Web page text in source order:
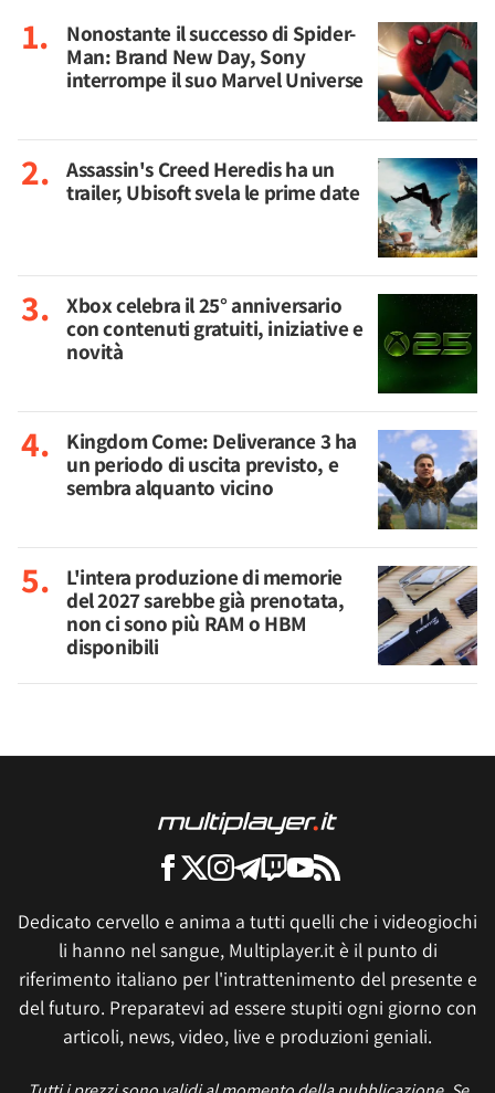
Nonostante il successo di Spider-
Man: Brand New Day, Sony
interrompe il suo Marvel Universe
Assassin's Creed Heredis ha un
trailer, Ubisoft svela le prime date
Xbox celebra il 25° anniversario
con contenuti gratuiti, iniziative e
novità
Kingdom Come: Deliverance 3 ha
un periodo di uscita previsto, e
sembra alquanto vicino
L'intera produzione di memorie
del 2027 sarebbe già prenotata,
non ci sono più RAM o HBM
disponibili
Dedicato cervello e anima a tutti quelli che i videogiochi
li hanno nel sangue, Multiplayer.it è il punto di
riferimento italiano per l'intrattenimento del presente e
del futuro. Preparatevi ad essere stupiti ogni giorno con
articoli, news, video, live e produzioni geniali.